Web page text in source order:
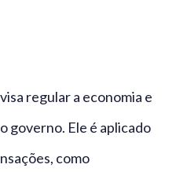
regular a economia e
governo. Ele é aplicado
como